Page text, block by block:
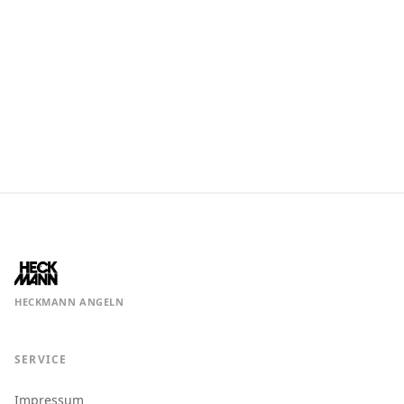
HECKMANN ANGELN
SERVICE
Impressum